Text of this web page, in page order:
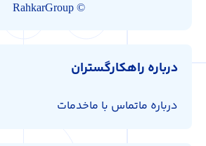
© RahkarGroup
درباره راهکارگستران
درباره ماتماس با ماخدمات